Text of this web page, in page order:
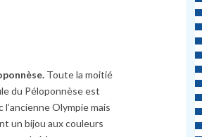
Toute la moitié
du Péloponnèse est
l’ancienne Olympie mais
un bijou aux couleurs